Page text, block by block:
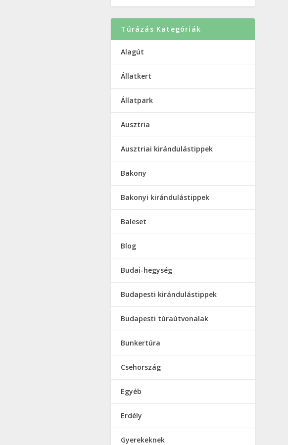
Túrázás Kategóriák
Alagút
Állatkert
Állatpark
Ausztria
Ausztriai kirándulástippek
Bakony
Bakonyi kirándulástippek
Baleset
Blog
Budai-hegység
Budapesti kirándulástippek
Budapesti túraútvonalak
Bunkertúra
Csehország
Egyéb
Erdély
Gyerekeknek